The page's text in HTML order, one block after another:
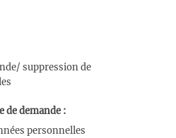
suppression de
de demande :
personnelles